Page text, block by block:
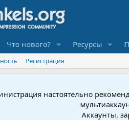
Что нового? Ресурсы
Регистрация
настоятельно
Аккаунты,